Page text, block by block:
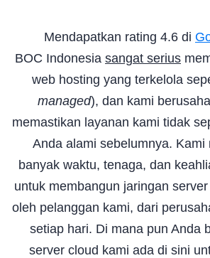
Mendapatkan rating 4.6 di
BOC Indonesia sangat serius
web hosting yang terkelola
managed), dan kami
memastikan layanan kami tidak
Anda alami sebelumnya. Kami
banyak waktu, tenaga, dan
untuk membangun jaringan
oleh pelanggan kami, dari
setiap hari. Di mana pun Anda
server cloud kami ada di sini